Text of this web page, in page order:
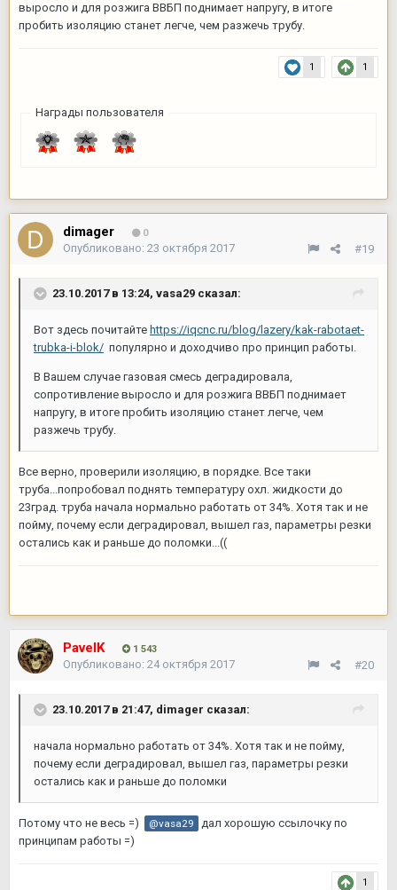
выросло и для розжига ВВБП поднимает напругу, в итоге
пробить изоляцию станет легче, чем разжечь трубу.
1 1
Награды пользователя
dimager 0
#19
Опубликовано: 23 октября 2017
23.10.2017 в 13:24, vasa29 сказал:
Вот здесь почитайте https://iqcnc.ru/blog/lazery/kak-rabotaet-
trubka-i-blok/ популярно и доходчиво про принцип работы.
В Вашем случае газовая смесь деградировала,
сопротивление выросло и для розжига ВВБП поднимает
напругу, в итоге пробить изоляцию станет легче, чем
разжечь трубу.
Все верно, проверили изоляцию, в порядке. Все таки
труба...попробовал поднять температуру охл. жидкости до
23град. труба начала нормально работать от 34%. Хотя так и не
пойму, почему если деградировал, вышел газ, параметры резки
остались как и раньше до поломки...((
PavelK 1 543
#20
Опубликовано: 24 октября 2017
23.10.2017 в 21:47, dimager сказал:
начала нормально работать от 34%. Хотя так и не пойму,
почему если деградировал, вышел газ, параметры резки
остались как и раньше до поломки
Потому что не весь =) @vasa29
дал хорошую ссылочку по
принципам работы =)
1